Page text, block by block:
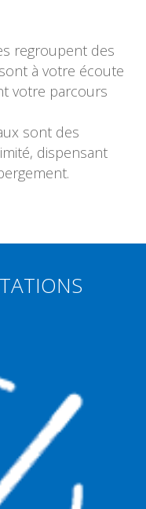
regroupent des
à votre écoute
votre parcours
sont des
dispensant